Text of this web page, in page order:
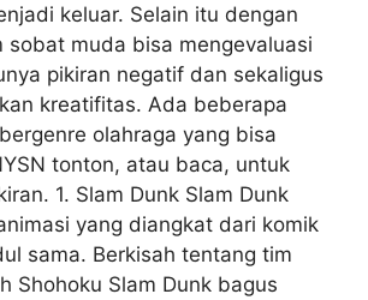
keluar. Selain itu dengan
sobat muda bisa mengevaluasi
pikiran negatif dan sekaligus
kreatifitas. Ada beberapa
olahraga yang bisa
tonton, atau baca, untuk
1. Slam Dunk Slam Dunk
yang diangkat dari komik
sama. Berkisah tentang tim
Shohoku Slam Dunk bagus